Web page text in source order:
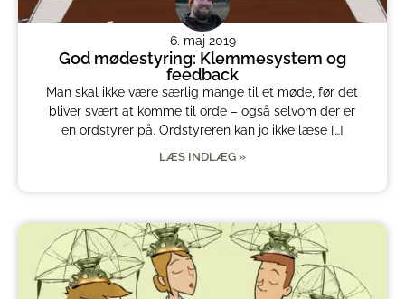
6. maj 2019
God mødestyring: Klemmesystem og
feedback
Man skal ikke være særlig mange til et møde, før det
bliver svært at komme til orde – også selvom der er
en ordstyrer på. Ordstyreren kan jo ikke læse […]
LÆS INDLÆG »